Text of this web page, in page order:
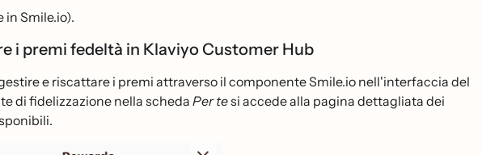
Smile.io).
i premi fedeltà in Klaviyo Customer Hub
e riscattare i premi attraverso il componente Smile.io nell'interfaccia del
di fidelizzazione nella scheda Per tesi accede alla pagina dettagliata dei